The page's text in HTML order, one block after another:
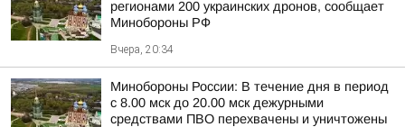
регионами 200 украинских дронов, сообщает
Минобороны РФ
Вчера, 20:34
Минобороны России: В течение дня в период
с 8.00 мск до 20.00 мск дежурными
средствами ПВО перехвачены и уничтожены